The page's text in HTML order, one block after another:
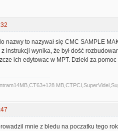
nazwy to nazywał się CMC SAMPLE
instrukcji wynika, że był dość
ich edytowac w MPT. Dzieki za pomoc
mnie z bledu na poczatku tego